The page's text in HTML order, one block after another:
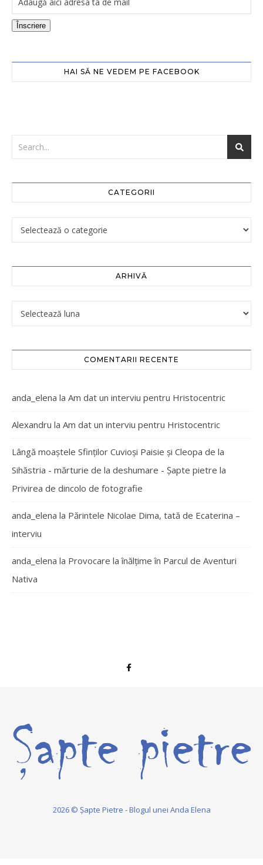
Înscriere
HAI SĂ NE VEDEM PE FACEBOOK
CATEGORII
ARHIVĂ
COMENTARII RECENTE
anda_elena la Am dat un interviu pentru Hristocentric
Alexandru la Am dat un interviu pentru Hristocentric
Lângă moaștele Sfinților Cuvioși Paisie și Cleopa de la
Sihăstria - mărturie de la deshumare - Şapte pietre la
Privirea de dincolo de fotografie
anda_elena la Părintele Nicolae Dima, tată de Ecaterina –
interviu
anda_elena la Provocare la înălțime în Parcul de Aventuri
Nativa
2026 © Șapte Pietre - Blogul unei Anda Elena